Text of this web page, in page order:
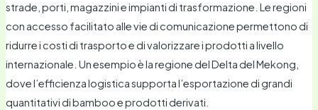
strade, porti, magazzini e impianti di trasformazione. Le regioni
con accesso facilitato alle vie di comunicazione permettono di
ridurre i costi di trasporto e di valorizzare i prodotti a livello
internazionale. Un esempio è la regione del Delta del Mekong,
dove l’efficienza logistica supporta l’esportazione di grandi
quantitativi di bamboo e prodotti derivati.